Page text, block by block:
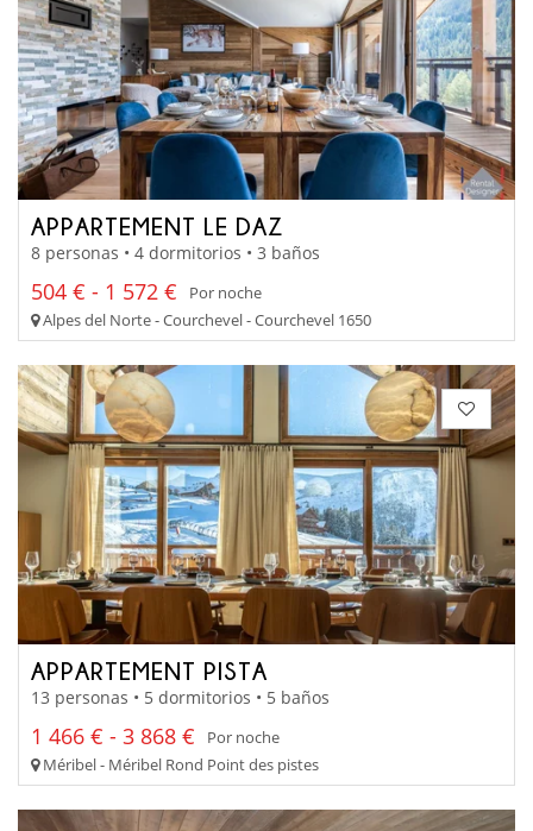
APPARTEMENT LE DAZ
8 personas • 4 dormitorios • 3 baños
504 € - 1 572 €
Por noche
Alpes del Norte - Courchevel - Courchevel 1650
APPARTEMENT PISTA
13 personas • 5 dormitorios • 5 baños
1 466 € - 3 868 €
Por noche
Méribel - Méribel Rond Point des pistes